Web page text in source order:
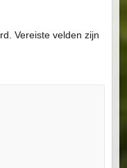
Vereiste velden zijn